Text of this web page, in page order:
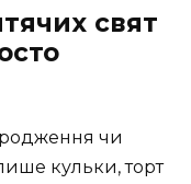
свят
чи
кульки, торт